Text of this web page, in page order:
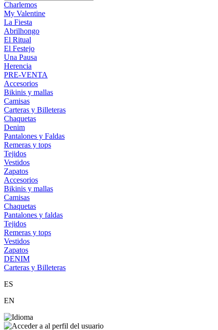
Charlemos
My Valentine
La Fiesta
Abrilhongo
El Ritual
El Festejo
Una Pausa
Herencia
PRE-VENTA
Accesorios
Bikinis y mallas
Camisas
Carteras y Billeteras
Chaquetas
Denim
Pantalones y Faldas
Remeras y tops
Tejidos
Vestidos
Zapatos
Accesorios
Bikinis y mallas
Camisas
Chaquetas
Pantalones y faldas
Tejidos
Remeras y tops
Vestidos
Zapatos
DENIM
Carteras y Billeteras
ES
EN